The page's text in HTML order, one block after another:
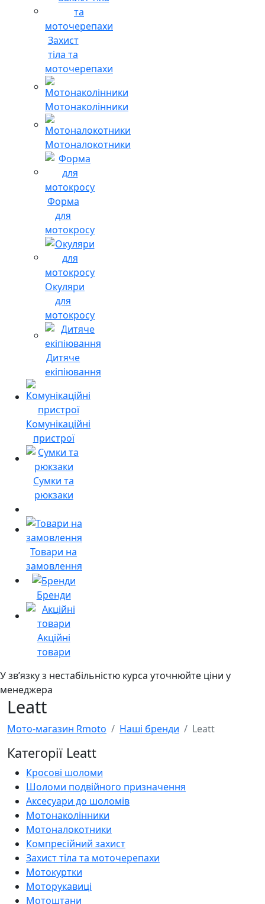
Захист
тіла та
моточерепахи
Мотонаколінники
Мотоналокотники
Форма
для
мотокросу
Окуляри
для
мотокросу
Дитяче
екіпіювання
Комунікаційні
пристрої
Сумки та
рюкзаки
Товари на
замовлення
Бренди
Акційні
товари
У звʼязку з нестабільністю курса уточнюйте ціни у
менеджера
Leatt
Мото-магазин Rmoto Наші бренди Leatt
Категорії Leatt
Кросові шоломи
Шоломи подвійного призначення
Аксесуари до шоломів
Мотонаколінники
Мотоналокотники
Компресійний захист
Захист тіла та моточерепахи
Мотокуртки
Моторукавиці
Мотоштани